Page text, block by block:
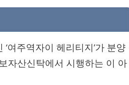
여주역자이 헤리티지’가 분양
자산신탁에서 시행하는 이 아